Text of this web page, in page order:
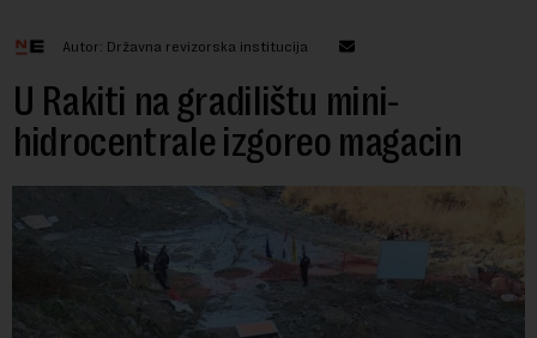
Autor: Državna revizorska institucija
U Rakiti na gradilištu mini-
hidrocentrale izgoreo magacin